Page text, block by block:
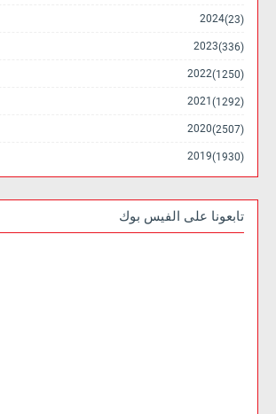
2024 (23)
2023 (336)
2022 (1250)
2021 (1292)
2020 (2507)
2019 (1930)
تابعونا على الفيس بوك